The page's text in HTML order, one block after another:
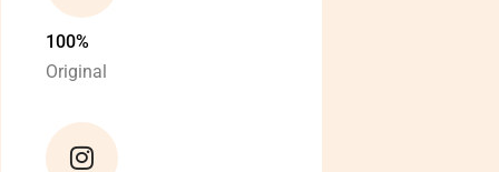
100%
Original